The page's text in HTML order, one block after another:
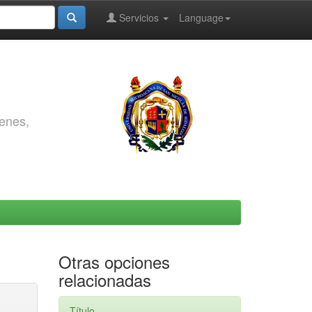
Language
Servicios
Otras opciones
relacionadas